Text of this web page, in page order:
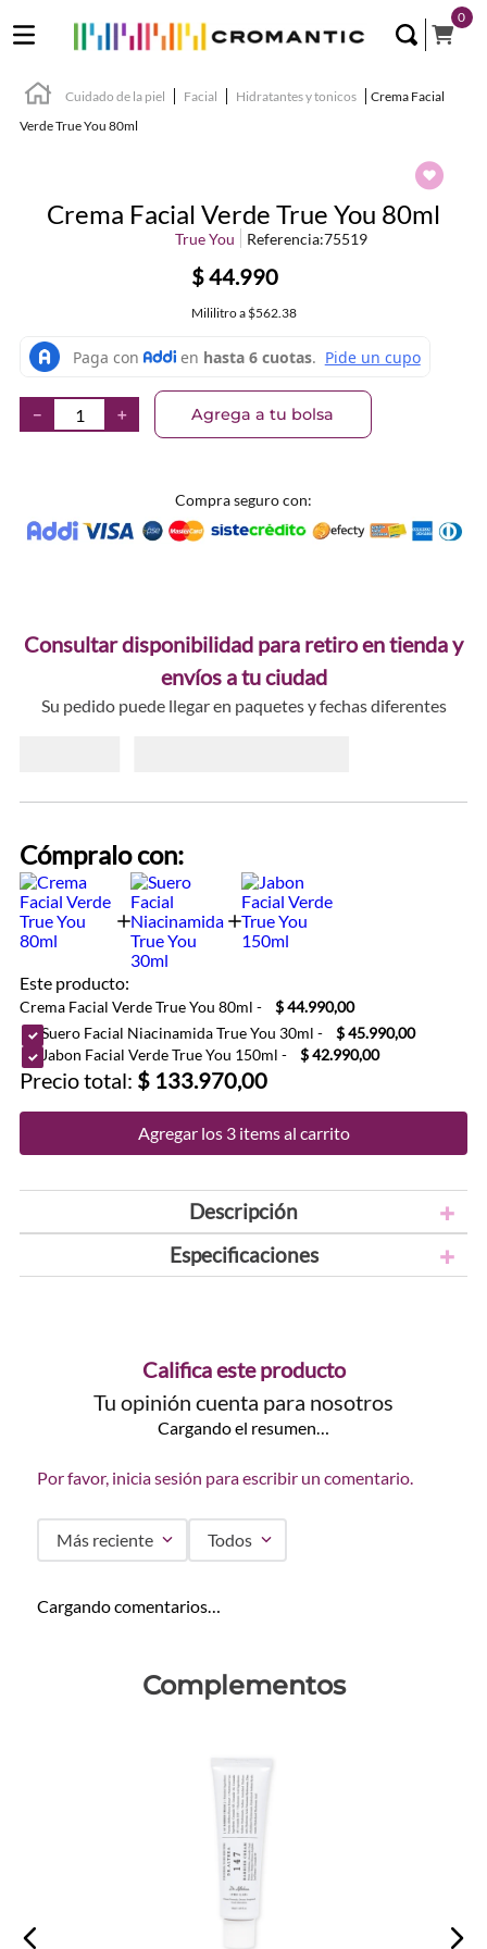
0
Cuidado de la piel Facial Hidratantes y tonicos
Crema Facial
Verde True You 80ml
Crema Facial Verde True You 80ml
True You Referencia:75519
$44.990
Mililitroa $562.38
＋
－ Agrega a tu bolsa
Compra seguro con:
Consultar disponibilidad para retiro en tienda y
envíos a tu ciudad
Su pedido puede llegar en paquetes y fechas diferentes
Cómpralo con:
Este producto:
Crema Facial Verde True You 80ml -
$ 44.990,00
Suero Facial Niacinamida True You 30ml -
$ 45.990,00
Jabon Facial Verde True You 150ml - $ 42.990,00
Precio total: $ 133.970,00
Agregar los 3 items al carrito
Descripción
Especificaciones
Califica este producto
Tu opinión cuenta para nosotros
Cargando el resumen…
Por favor, inicia sesión para escribir un comentario.
Más reciente Todos
Cargando comentarios…
Complementos